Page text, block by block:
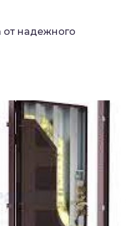
от надежного